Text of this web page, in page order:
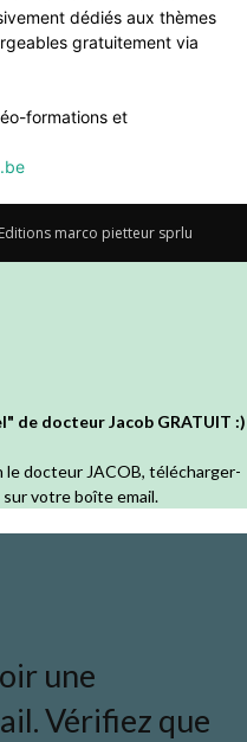
dédiés aux thèmes
gratuitement via
formations et
marco pietteur sprlu
docteur Jacob GRATUIT :)
docteur JACOB, télécharger-
votre boîte email.
une
Vérifiez que